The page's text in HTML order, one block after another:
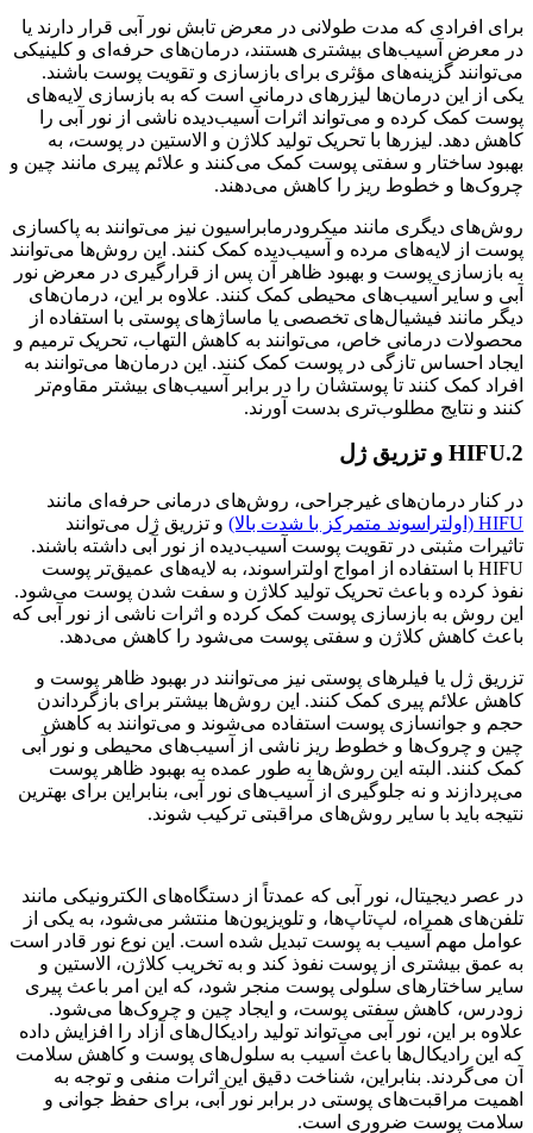
برای افرادی که مدت طولانی در معرض تابش نور آبی قرار دارند یا
در معرض آسیب‌های بیشتری هستند، درمان‌های حرفه‌ای و کلینیکی
می‌توانند گزینه‌های مؤثری برای بازسازی و تقویت پوست باشند.
یکی از این درمان‌ها لیزرهای درمانی است که به بازسازی لایه‌های
پوست کمک کرده و می‌تواند اثرات آسیب‌دیده ناشی از نور آبی را
کاهش دهد. لیزرها با تحریک تولید کلاژن و الاستین در پوست، به
بهبود ساختار و سفتی پوست کمک می‌کنند و علائم پیری مانند چین و
چروک‌ها و خطوط ریز را کاهش می‌دهند.
روش‌های دیگری مانند میکرودرمابراسیون نیز می‌توانند به پاکسازی
پوست از لایه‌های مرده و آسیب‌دیده کمک کنند. این روش‌ها می‌توانند
به بازسازی پوست و بهبود ظاهر آن پس از قرارگیری در معرض نور
آبی و سایر آسیب‌های محیطی کمک کنند. علاوه بر این، درمان‌های
دیگر مانند فیشیال‌های تخصصی یا ماساژهای پوستی با استفاده از
محصولات درمانی خاص، می‌توانند به کاهش التهاب، تحریک ترمیم و
ایجاد احساس تازگی در پوست کمک کنند. این درمان‌ها می‌توانند به
افراد کمک کنند تا پوستشان را در برابر آسیب‌های بیشتر مقاوم‌تر
کنند و نتایج مطلوب‌تری بدست آورند.
2.HIFU و تزریق ژل
در کنار درمان‌های غیرجراحی، روش‌های درمانی حرفه‌ای مانند
HIFU (اولتراسوند متمرکز با شدت بالا)
و تزریق ژل می‌توانند
تاثیرات مثبتی در تقویت پوست آسیب‌دیده از نور آبی داشته باشند.
HIFU با استفاده از امواج اولتراسوند، به لایه‌های عمیق‌تر پوست
نفوذ کرده و باعث تحریک تولید کلاژن و سفت شدن پوست می‌شود.
این روش به بازسازی پوست کمک کرده و اثرات ناشی از نور آبی که
باعث کاهش کلاژن و سفتی پوست می‌شود را کاهش می‌دهد.
تزریق ژل یا فیلرهای پوستی نیز می‌توانند در بهبود ظاهر پوست و
کاهش علائم پیری کمک کنند. این روش‌ها بیشتر برای بازگرداندن
حجم و جوانسازی پوست استفاده می‌شوند و می‌توانند به کاهش
چین و چروک‌ها و خطوط ریز ناشی از آسیب‌های محیطی و نور آبی
کمک کنند. البته این روش‌ها به طور عمده به بهبود ظاهر پوست
می‌پردازند و نه جلوگیری از آسیب‌های نور آبی، بنابراین برای بهترین
نتیجه باید با سایر روش‌های مراقبتی ترکیب شوند.
در عصر دیجیتال، نور آبی که عمدتاً از دستگاه‌های الکترونیکی مانند
تلفن‌های همراه، لپ‌تاپ‌ها، و تلویزیون‌ها منتشر می‌شود، به یکی از
عوامل مهم آسیب به پوست تبدیل شده است. این نوع نور قادر است
به عمق بیشتری از پوست نفوذ کند و به تخریب کلاژن، الاستین و
سایر ساختارهای سلولی پوست منجر شود، که این امر باعث پیری
زودرس، کاهش سفتی پوست، و ایجاد چین و چروک‌ها می‌شود.
علاوه بر این، نور آبی می‌تواند تولید رادیکال‌های آزاد را افزایش داده
که این رادیکال‌ها باعث آسیب به سلول‌های پوست و کاهش سلامت
آن می‌گردند. بنابراین، شناخت دقیق این اثرات منفی و توجه به
اهمیت مراقبت‌های پوستی در برابر نور آبی، برای حفظ جوانی و
سلامت پوست ضروری است.